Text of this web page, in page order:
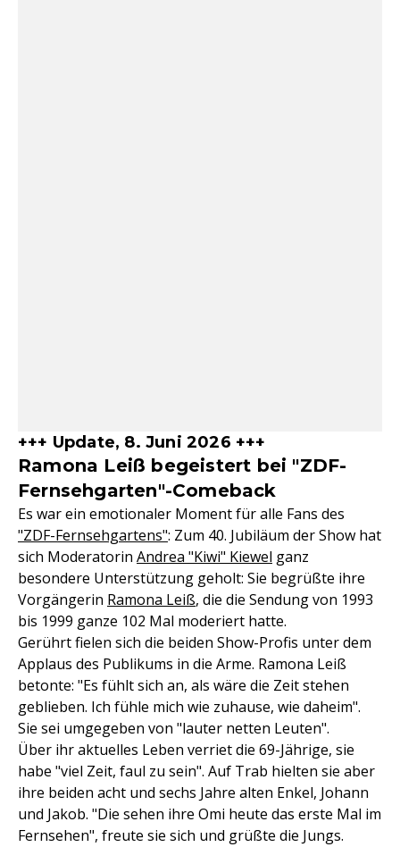
+++ Update, 8. Juni 2026 +++
Ramona Leiß begeistert bei "ZDF-
Fernsehgarten"-Comeback
Es war ein emotionaler Moment für alle Fans des
"ZDF-Fernsehgartens": Zum 40. Jubiläum der Show hat
sich Moderatorin Andrea "Kiwi" Kiewel ganz
besondere Unterstützung geholt: Sie begrüßte ihre
Vorgängerin Ramona Leiß, die die Sendung von 1993
bis 1999 ganze 102 Mal moderiert hatte.
Gerührt fielen sich die beiden Show-Profis unter dem
Applaus des Publikums in die Arme. Ramona Leiß
betonte: "Es fühlt sich an, als wäre die Zeit stehen
geblieben. Ich fühle mich wie zuhause, wie daheim".
Sie sei umgegeben von "lauter netten Leuten".
Über ihr aktuelles Leben verriet die 69-Jährige, sie
habe "viel Zeit, faul zu sein". Auf Trab hielten sie aber
ihre beiden acht und sechs Jahre alten Enkel, Johann
und Jakob. "Die sehen ihre Omi heute das erste Mal im
Fernsehen", freute sie sich und grüßte die Jungs.